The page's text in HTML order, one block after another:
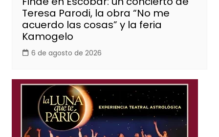
Teresa Parodi, la obra “No me
acuerdo las cosas” y la feria
Kamogelo
6 de agosto de 2026